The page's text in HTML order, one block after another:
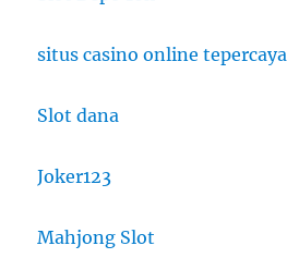
situs casino online tepercaya
Slot dana
Joker123
Mahjong Slot